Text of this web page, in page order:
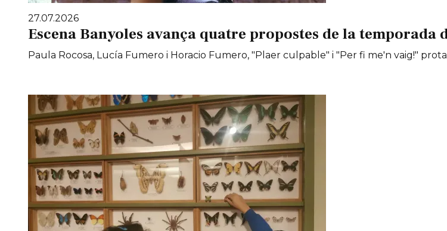
27.07.2026
Escena Banyoles avança quatre propostes de la temporada
Paula Rocosa, Lucía Fumero i Horacio Fumero, "Plaer culpable" i "Per fi me'n vaig!"